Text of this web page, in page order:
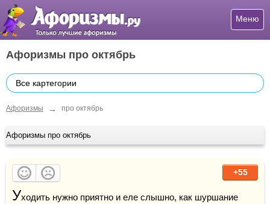
Меню
Афоризмы про октябрь
Все картегории
Афоризмы → про октябрь
Афоризмы про октябрь
+55
Уходить нужно приятно и еле слышно, как шуршание